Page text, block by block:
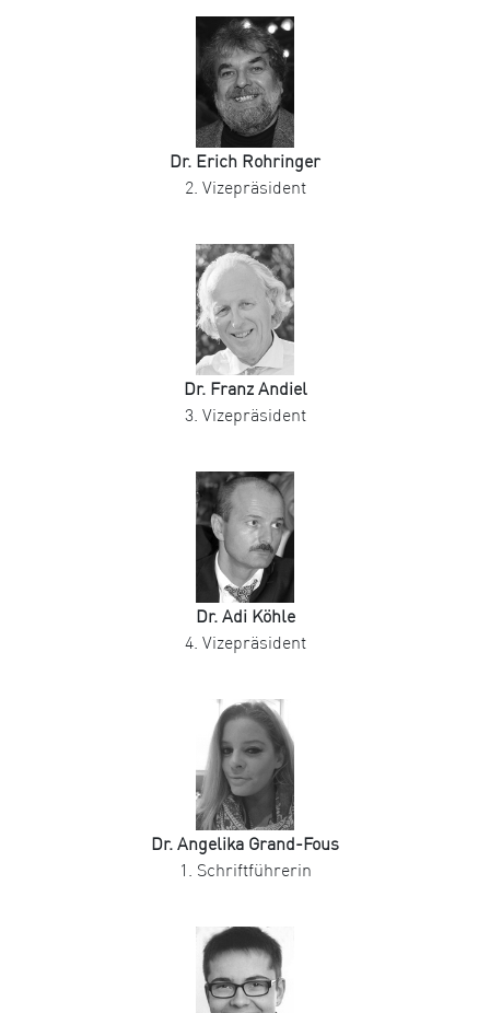
Dr. Erich Rohringer
2. Vizepräsident
Dr. Franz Andiel
3. Vizepräsident
Dr. Adi Köhle
4. Vizepräsident
Dr. Angelika Grand-Fous
1. Schriftführerin